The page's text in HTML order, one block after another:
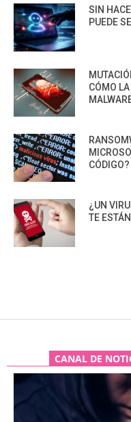
SIN
PUEDE
CÓMO
CÓDIGO?
¿UN
TE
CANAL DE